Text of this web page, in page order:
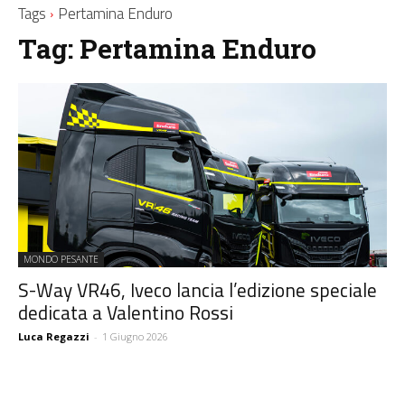
Tags Pertamina Enduro
Tag: Pertamina Enduro
MONDO PESANTE
S-Way VR46, Iveco lancia l’edizione speciale
dedicata a Valentino Rossi
Luca Regazzi - 1 Giugno 2026